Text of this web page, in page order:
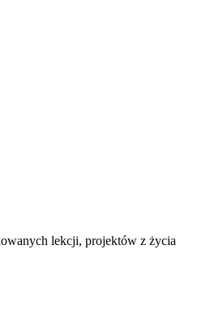
lekcji, projektów z życia